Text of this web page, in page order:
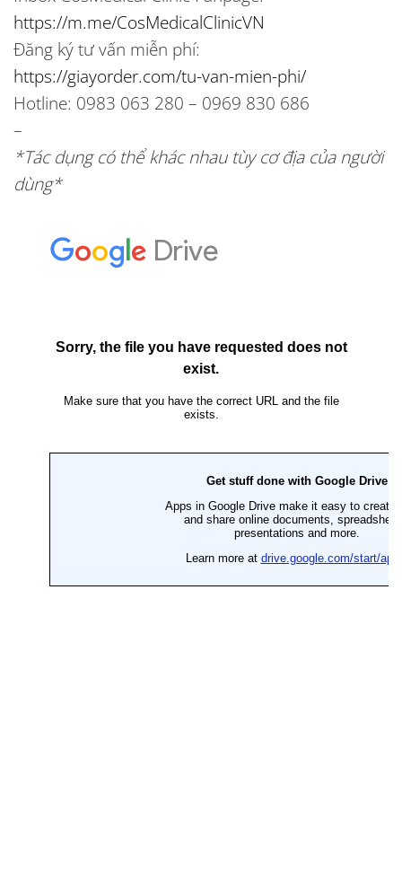
https://m.me/CosMedicalClinicVN
Đăng ký tư vấn miễn phí:
https://giayorder.com/tu-van-mien-phi/
Hotline: 0983 063 280 – 0969 830 686
–
*Tác dụng có thể khác nhau tùy cơ địa của người
dùng*